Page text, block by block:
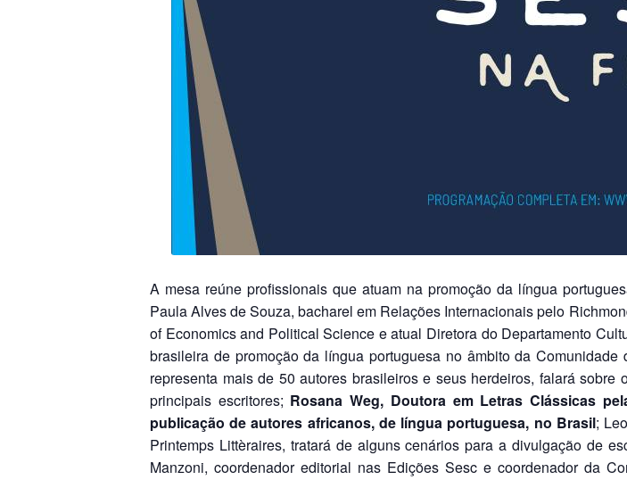
A mesa reúne profissionais que atuam na promoção da língua
Paula Alves de Souza, bacharel em Relações Internacionais pelo
of Economics and Political Science e atual Diretora do Departamento
brasileira de promoção da língua portuguesa no âmbito da
representa mais de 50 autores brasileiros e seus herdeiros, falará
principais escritores; Rosana Weg, Doutora em Letras Clássicas
publicação de autores africanos, de língua portuguesa, no Brasil;
Printemps Littèraires, tratará de alguns cenários para a divulgação de
Manzoni, coordenador editorial nas Edições Sesc e coordenador da